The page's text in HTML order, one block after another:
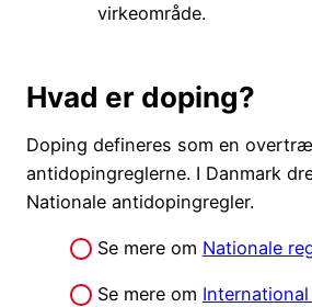
virkeområde.
Hvad er doping?
Doping defineres som en
antidopingreglerne. I Danmark
Nationale antidopingregler.
Se mere om Nationale
Se mere om